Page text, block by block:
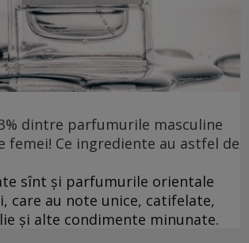
dintre parfumurile masculine
femei! Ce ingrediente au astfel de
sînt și parfumurile orientale
care au note unice, catifelate,
și alte condimente minunate.